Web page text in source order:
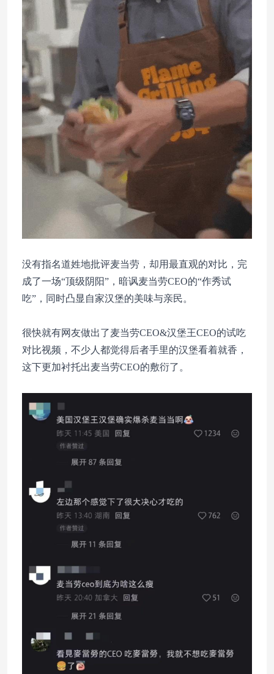
没有指名道姓地批评麦当劳，却用最直观的对比，完
成了一场“顶级阴阳”，暗讽麦当劳CEO的“作秀试
吃”，同时凸显自家汉堡的美味与亲民。
很快就有网友做出了麦当劳CEO&汉堡王CEO的试吃
对比视频，不少人都觉得后者手里的汉堡看着就香，
这下更加衬托出麦当劳CEO的敷衍了。